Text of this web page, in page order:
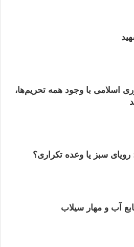
اسلامی با وجود همه تحریم‌ها،
آب و مهار سیلاب